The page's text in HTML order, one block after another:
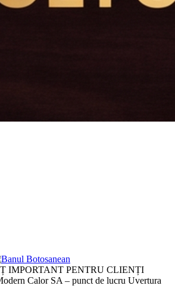
IMPORTANT PENTRU CLIENȚI
Calor SA – punct de lucru Uvertura